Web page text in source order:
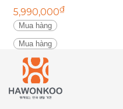
5,990,000₫
Mua hàng
Mua hàng